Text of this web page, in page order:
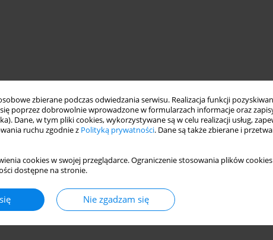
zbierane podczas odwiedzania serwisu. Realizacja funkcji
poprzez dobrowolnie wprowadzone w formularzach informacje oraz
Dane, w tym pliki cookies, wykorzystywane są w celu realizacji usług,
ruchu zgodnie z Polityką prywatności. Dane są także zbierane i
cookies w swojej przeglądarce. Ograniczenie stosowania plików
dostępne na stronie.
Nie zgadzam się